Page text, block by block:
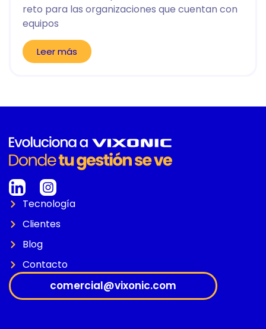
reto para las organizaciones que cuentan con
equipos
Leer más
Tecnología
Clientes
Blog
Contacto
comercial@vixonic.com